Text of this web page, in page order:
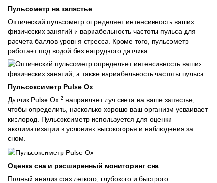
Пульсометр на запястье
Оптический пульсометр определяет интенсивность ваших
физических занятий и вариабельность частоты пульса для
расчета баллов уровня стресса. Кроме того, пульсометр
работает под водой без нагрудного датчика.
Пульсоксиметр Pulse Ox
Датчик Pulse Ox 2 направляет луч света на ваше запястье,
чтобы определить, насколько хорошо ваш организм усваивает
кислород. Пульсоксиметр используется для оценки
акклиматизации в условиях высокогорья и наблюдения за
сном.
Оценка сна и расширенный мониторинг сна
Полный анализ фаз легкого, глубокого и быстрого